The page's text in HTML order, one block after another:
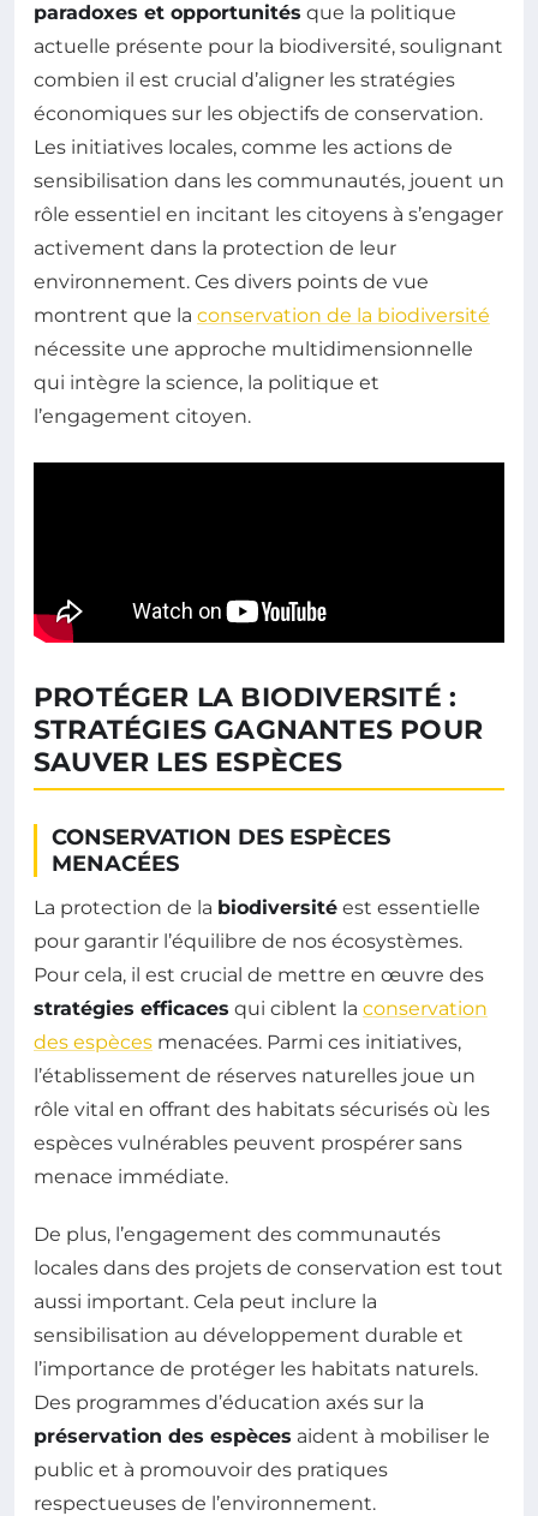
paradoxes et opportunités que la politique
actuelle présente pour la biodiversité, soulignant
combien il est crucial d’aligner les stratégies
économiques sur les objectifs de conservation.
Les initiatives locales, comme les actions de
sensibilisation dans les communautés, jouent un
rôle essentiel en incitant les citoyens à s’engager
activement dans la protection de leur
environnement. Ces divers points de vue
montrent que la conservation de la biodiversité
nécessite une approche multidimensionnelle
qui intègre la science, la politique et
l’engagement citoyen.
PROTÉGER LA BIODIVERSITÉ :
STRATÉGIES GAGNANTES POUR
SAUVER LES ESPÈCES
CONSERVATION DES ESPÈCES
MENACÉES
La protection de la biodiversité est essentielle
pour garantir l’équilibre de nos écosystèmes.
Pour cela, il est crucial de mettre en œuvre des
stratégies efficaces qui ciblent la conservation
des espèces menacées. Parmi ces initiatives,
l’établissement de réserves naturelles joue un
rôle vital en offrant des habitats sécurisés où les
espèces vulnérables peuvent prospérer sans
menace immédiate.
De plus, l’engagement des communautés
locales dans des projets de conservation est tout
aussi important. Cela peut inclure la
sensibilisation au développement durable et
l’importance de protéger les habitats naturels.
Des programmes d’éducation axés sur la
préservation des espèces aident à mobiliser le
public et à promouvoir des pratiques
respectueuses de l’environnement.